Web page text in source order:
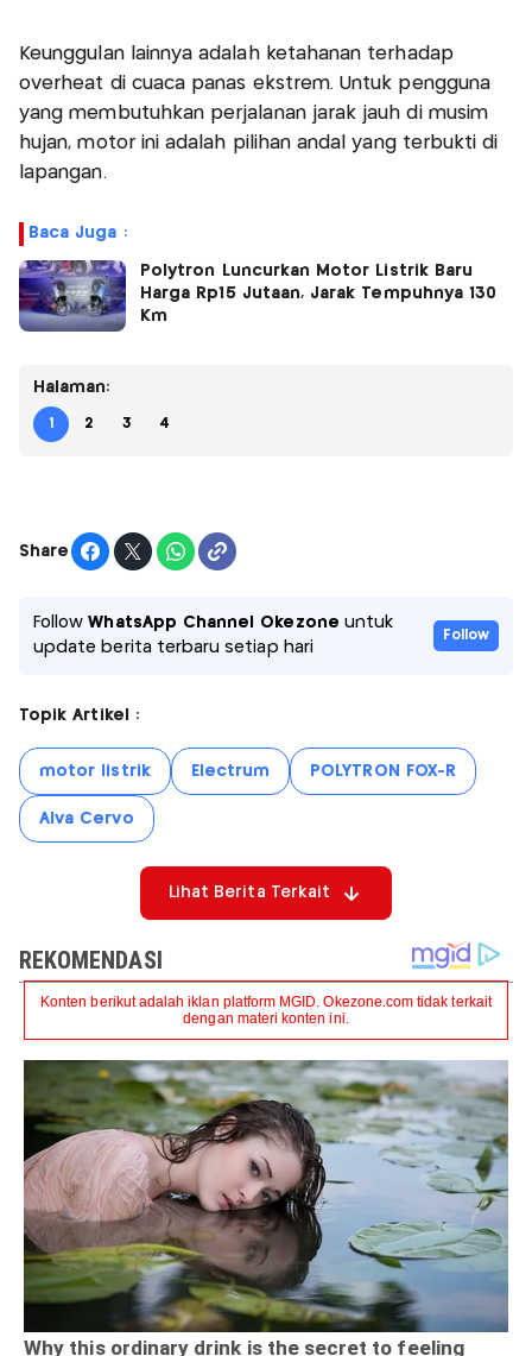
Keunggulan lainnya adalah ketahanan terhadap
overheat di cuaca panas ekstrem. Untuk pengguna
yang membutuhkan perjalanan jarak jauh di musim
hujan, motor ini adalah pilihan andal yang terbukti di
lapangan.​
Baca Juga :
Polytron Luncurkan Motor Listrik Baru
Harga Rp15 Jutaan, Jarak Tempuhnya 130
Km
Halaman:
1 2 3 4
Share
FollowWhatsApp Channel Okezone untuk
update berita terbaru setiap hari
Follow
Topik Artikel :
motor listrik Electrum POLYTRON FOX-R
Alva Cervo
Lihat Berita Terkait